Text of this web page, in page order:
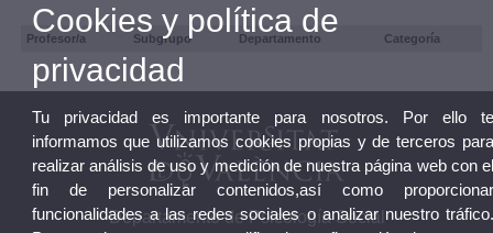
Profesor/a Subgrupo Departamento Categoría
Departamento de Psicología Social
Cookies y política de
privacidad
Tu privacidad es importante para nosotros. Por ello
informamos que utilizamos cookies propias y de terceros
realizar análisis de uso y medición de nuestra página web con
fin de personalizar contenidos,así como
funcionalidades a las redes sociales o analizar nuestro